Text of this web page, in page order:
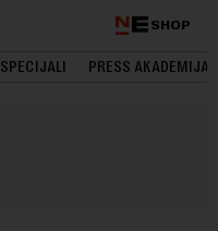
SHOP
SPECIJALI PRESS AKADEMIJA